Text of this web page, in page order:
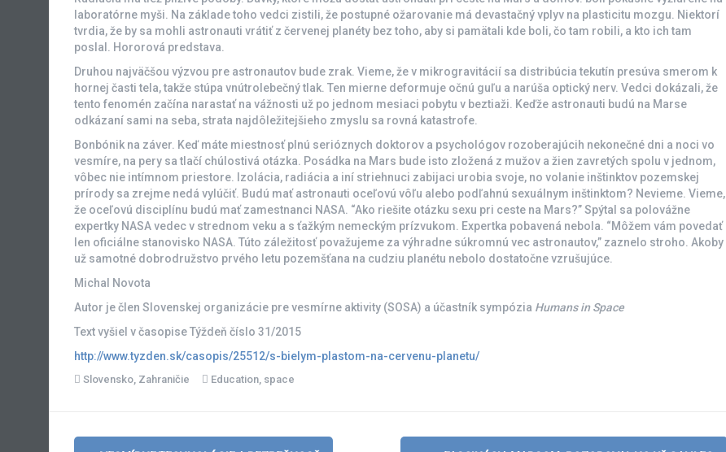
laboratórne myši. Na základe toho vedci zistili, že postupné ožarovanie má devastačný vplyv na plasticitu mozgu. Niektorí
tvrdia, že by sa mohli astronauti vrátiť z červenej planéty bez toho, aby si pamätali kde boli, čo tam robili, a kto ich tam
poslal. Hororová predstava.
Druhou najväčšou výzvou pre astronautov bude zrak. Vieme, že v mikrogravitácií sa distribúcia tekutín presúva smerom k
hornej časti tela, takže stúpa vnútrolebečný tlak. Ten mierne deformuje očnú guľu a narúša optický nerv. Vedci dokázali, že
tento fenomén začína narastať na vážnosti už po jednom mesiaci pobytu v beztiaži. Keďže astronauti budú na Marse
odkázaní sami na seba, strata najdôležitejšieho zmyslu sa rovná katastrofe.
Bonbónik na záver. Keď máte miestnosť plnú serióznych doktorov a psychológov rozoberajúcih nekonečné dni a noci vo
vesmíre, na pery sa tlačí chúlostivá otázka. Posádka na Mars bude isto zložená z mužov a žien zavretých spolu v jednom,
vôbec nie intímnom priestore. Izolácia, radiácia a iní striehnuci zabijaci urobia svoje, no volanie inštinktov pozemskej
prírody sa zrejme nedá vylúčiť. Budú mať astronauti oceľovú vôľu alebo podľahnú sexuálnym inštinktom? Nevieme. Vieme,
že oceľovú disciplínu budú mať zamestnanci NASA. “Ako riešite otázku sexu pri ceste na Mars?” Spýtal sa polovážne
expertky NASA vedec v strednom veku a s ťažkým nemeckým prízvukom. Expertka pobavená nebola. “Môžem vám povedať
len oficiálne stanovisko NASA. Túto záležitosť považujeme za výhradne súkromnú vec astronautov,” zaznelo stroho. Akoby
už samotné dobrodružstvo prvého letu pozemšťana na cudziu planétu nebolo dostatočne vzrušujúce.
Michal Novota
Autor je člen Slovenskej organizácie pre vesmírne aktivity (SOSA) a účastník sympózia Humans in Space
Text vyšiel v časopise Týždeň číslo 31/2015
http://www.tyzden.sk/casopis/25512/s-bielym-plastom-na-cervenu-planetu/
Slovensko, Zahraničie Education, space